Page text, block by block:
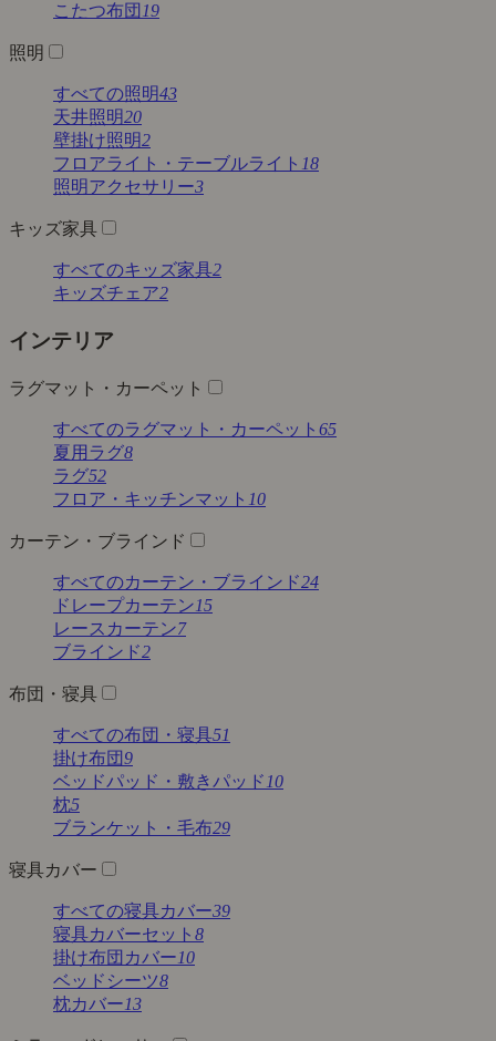
こたつ布団 19
照明
すべての照明43
天井照明20
壁掛け照明2
フロアライト・テーブルライト 18
照明アクセサリー3
キッズ家具
すべてのキッズ家具2
キッズチェア2
インテリア
ラグマット・カーペット
すべてのラグマット・カーペット 65
夏用ラグ8
ラグ52
フロア・キッチンマット 10
カーテン・ブラインド
すべてのカーテン・ブラインド24
ドレープカーテン15
レースカーテン7
ブラインド2
布団・寝具
すべての布団・寝具51
掛け布団9
ベッドパッド・敷きパッド 10
枕5
ブランケット・毛布29
寝具カバー
すべての寝具カバー39
寝具カバーセット 8
掛け布団カバー10
ベッドシーツ8
枕カバー13